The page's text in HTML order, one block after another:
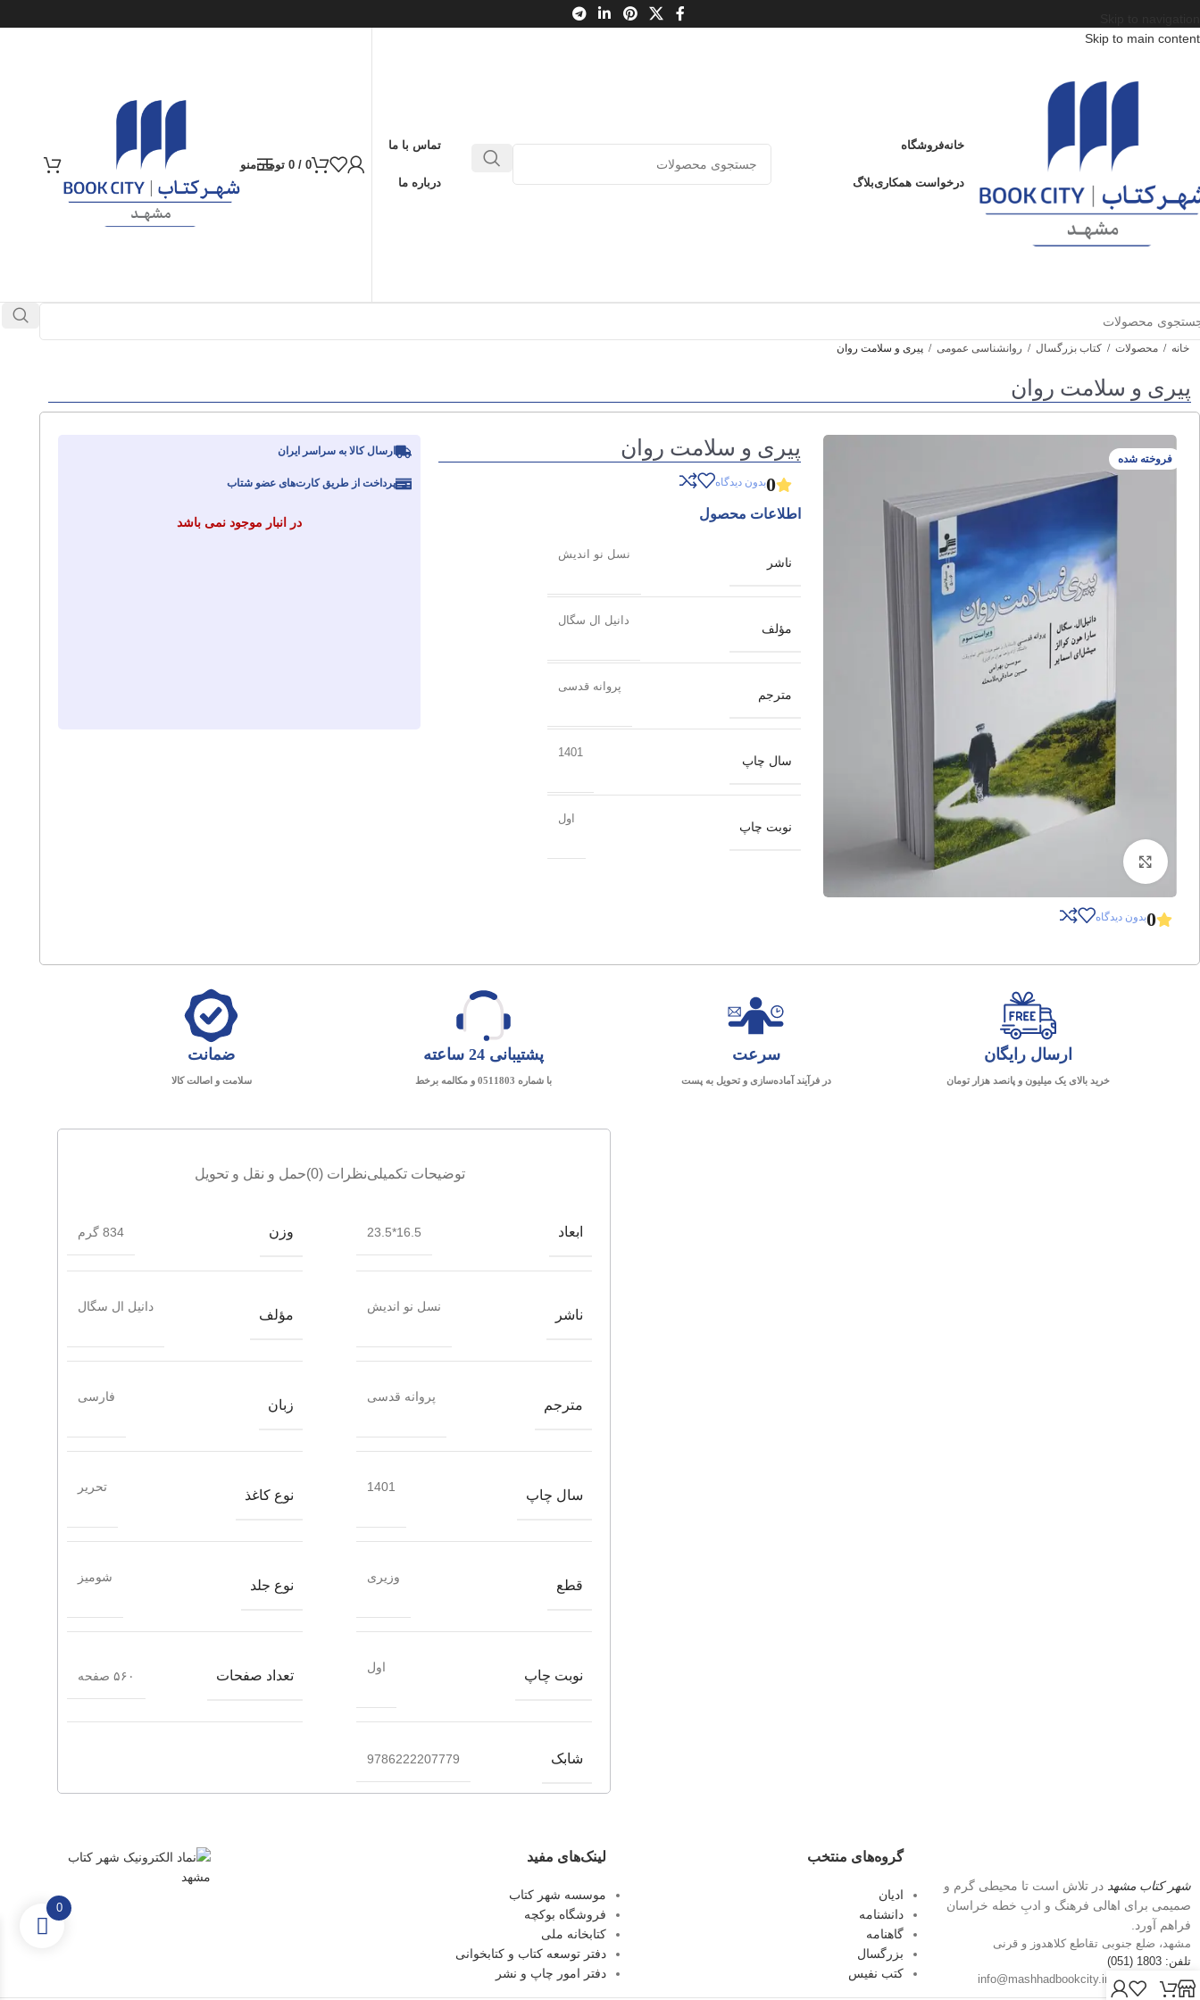
Skip to main content
خانهفروشگاه
درخواست همکاریبلاگ
تماس با ما
درباره ما
0
/
0 تومانمنو
خانه / محصولات / کتاب بزرگسال / روانشناسی عمومی / پیری و سلامت روان
پیری و سلامت روان
فروخته شده
0بدون دیدگاه
پیری و سلامت روان
0بدون دیدگاه
اطلاعات محصول
ناشر
نسل نو اندیش
مؤلف
دانیل ال سگال
مترجم
پروانه قدسی
سال چاپ
1401
نوبت چاپ
اول
ارسال کالا به سراسر ایران
پرداخت از طریق کارت‌های عضو شتاب
در انبار موجود نمی باشد
ارسال رایگان
خرید بالای یک میلیون و پانصد هزار تومان
سرعت
در فرآیند آماده‌سازی و تحویل به پست
پشتیبانی 24 ساعته
با شماره 0511803 و مکالمه برخط
ضمانت
سلامت و اصالت کالا
توضیحات تکمیلینظرات (0) حمل و نقل و تحویل
ابعاد 16.5*23.5 وزن 834 گرم
ناشر
نسل نو اندیش
مؤلف
دانیل ال سگال
مترجم
پروانه قدسی
زبان
فارسی
سال چاپ
1401
نوع کاغذ
تحریر
قطع
وزیری
نوع جلد
شومیز
نوبت چاپ
اول
تعداد صفحات ۵۶۰ صفحه
شابک 9786222207779
شهر کتاب مشهد در تلاش است تا محیطی گرم و
صمیمی برای اهالی فرهنگ و ادبِ خطه خراسان
فراهم آورد.
مشهد، ضلع جنوبی تقاطع کلاهدوز و قرنی
تلفن: 1803 (051)
پست الکترونیک: info@mashhadbookcity.ir
گروه‌های منتخب
ادیان
دانشنامه
گاهنامه
بزرگسال
کتب نفیس
لینک‌های مفید
موسسه شهر کتاب
فروشگاه بوکچه
کتابخانه ملی
دفتر توسعه کتاب و کتابخوانی
دفتر امور چاپ و نشر
0